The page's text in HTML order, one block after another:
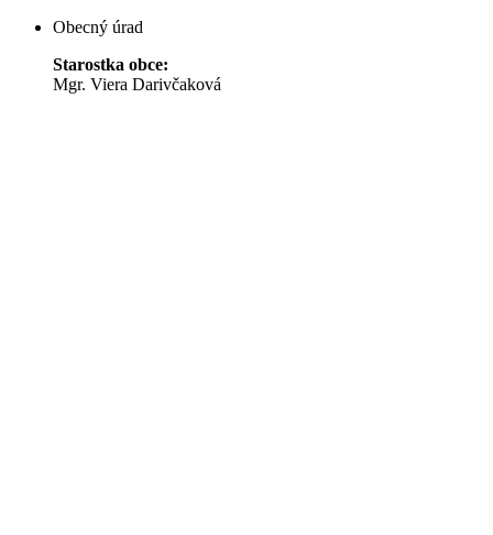
Obecný úrad
Starostka obce:
Mgr. Viera Darivčaková